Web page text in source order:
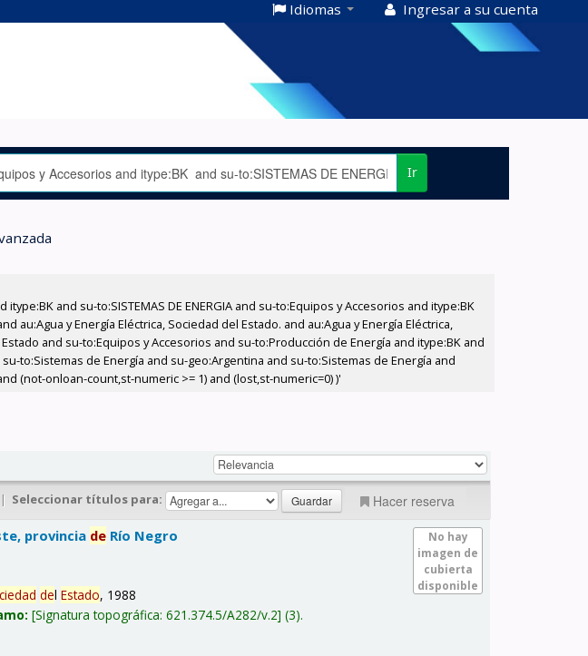
Idiomas Ingresar a su cuenta
Ir
and su-to:SISTEMAS DE ENERGIA and su-to:Equipos y Accesorios and itype:BK
y Energía Eléctrica, Sociedad del Estado. and au:Agua y Energía Eléctrica,
and su-to:Equipos y Accesorios and su-to:Producción de Energía and itype:BK and
to:Sistemas de Energía and su-geo:Argentina and su-to:Sistemas de Energía and
(not-onloan-count,st-numeric >= 1) and (lost,st-numeric=0) )'
| Seleccionar títulos para: Hacer reserva
No hay
imagen de
cubierta
disponible
provincia de Río Negro
delEstado, 1988
Signatura topográfica:621.374.5/A282/v.2 (3).